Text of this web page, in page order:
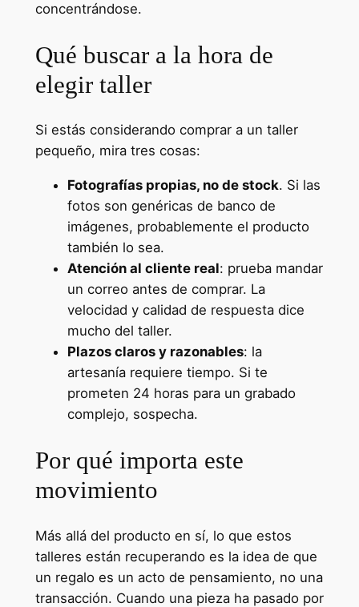
concentrándose.
Qué buscar a la hora de
elegir taller
Si estás considerando comprar a un taller
pequeño, mira tres cosas:
Fotografías propias, no de stock. Si las
fotos son genéricas de banco de
imágenes, probablemente el producto
también lo sea.
Atención al cliente real: prueba mandar
un correo antes de comprar. La
velocidad y calidad de respuesta dice
mucho del taller.
Plazos claros y razonables: la
artesanía requiere tiempo. Si te
prometen 24 horas para un grabado
complejo, sospecha.
Por qué importa este
movimiento
Más allá del producto en sí, lo que estos
talleres están recuperando es la idea de que
un regalo es un acto de pensamiento, no una
transacción. Cuando una pieza ha pasado por